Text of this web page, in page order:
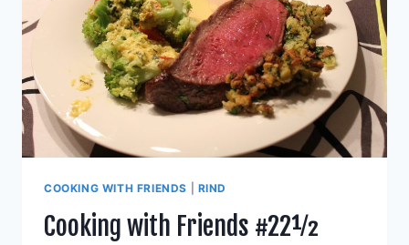
COOKING WITH FRIENDS RIND
Cooking with Friends #22½